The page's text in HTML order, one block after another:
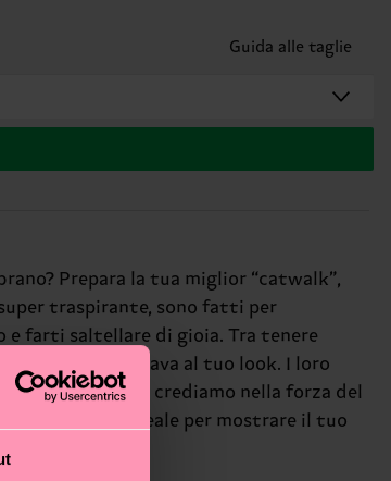
Guida alle taglie
Prepara la tua miglior “catwalk”,
traspirante, sono fatti per
farti saltellare di gioia. Tra tenere
che mancava al tuo look. I loro
Happy Socks crediamo nella forza del
il modo ideale per mostrare il tuo